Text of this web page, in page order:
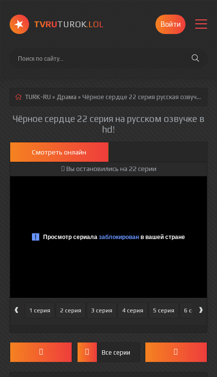
TVRUTUROK.LOL Войти
TURK-RU » Драма » Чёрное сердце 22 серия русская озвучка полностью смотреть онлайн!
Чёрное сердце 22 серия на русском озвучке в
hd!
Смотреть онлайн
Вы остановились на 22 серии
‹ 1 серия 2 серия 3 серия 4 серия 5 серия 6 серия
›
Все серии